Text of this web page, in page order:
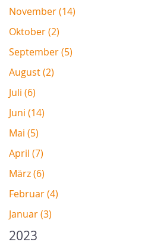
November (14)
Oktober (2)
September (5)
August (2)
Juli (6)
Juni (14)
Mai (5)
April (7)
März (6)
Februar (4)
Januar (3)
2023